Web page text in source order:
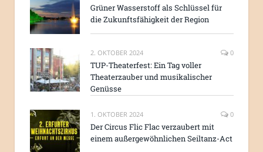
Grüner Wasserstoff als Schlüssel für
die Zukunftsfähigkeit der Region
2. OKTOBER 2024 0
TUP-Theaterfest: Ein Tag voller
Theaterzauber und musikalischer
Genüsse
1. OKTOBER 2024 0
Der Circus Flic Flac verzaubert mit
einem außergewöhnlichen Seiltanz-Act